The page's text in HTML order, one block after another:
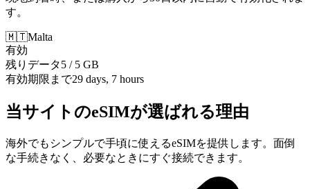
す。
🇲🇹Malta
有効
残りデータ5 / 5 GB
有効期限まで29 days, 7 hours
当サイトのeSIMが選ばれる理由
海外でもシンプルで手頃に使えるeSIMを提供します。面倒
な手続きなく、必要なときにすぐ接続できます。